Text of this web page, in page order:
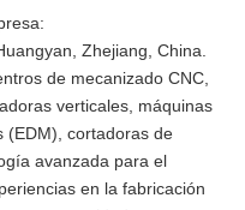
Zhejiang, China.
de mecanizado CNC,
verticales, máquinas
(EDM), cortadoras de
avanzada para el
en la fabricación